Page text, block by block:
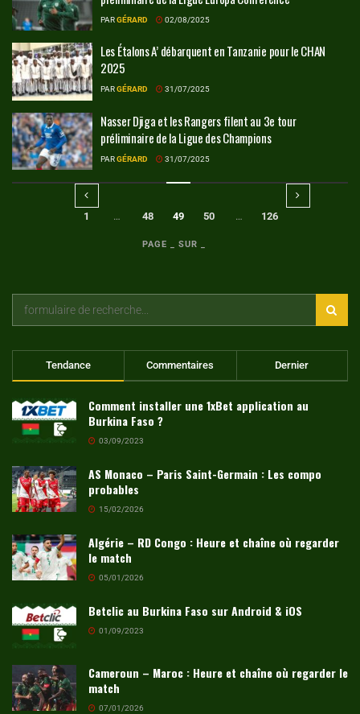
PARGÉRARD 02/08/2025
Les Étalons A’ débarquent en Tanzanie pour le CHAN
2025
PARGÉRARD 31/07/2025
Nasser Djiga et les Rangers filent au 3e tour
préliminaire de la Ligue des Champions
PARGÉRARD 31/07/2025
PAGE _ SUR _
1 … 48 49 50 … 126
Tendance Commentaires Dernier
Comment installer une 1xBet application au
Burkina Faso ?
03/09/2023
AS Monaco – Paris Saint-Germain : Les compo
probables
15/02/2026
Algérie – RD Congo : Heure et chaîne où regarder
le match
05/01/2026
Betclic au Burkina Faso sur Android & iOS
01/09/2023
Cameroun – Maroc : Heure et chaîne où regarder le
match
07/01/2026